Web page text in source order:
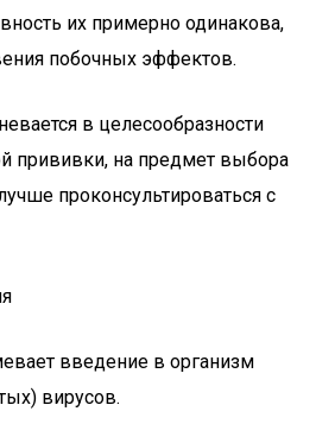
их примерно одинакова,
побочных эффектов.
в целесообразности
прививки, на предмет выбора
проконсультироваться с
введение в организм
вирусов.